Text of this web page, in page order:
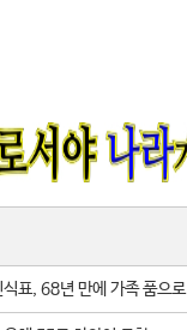
표, 68년 만에 가족 품으로